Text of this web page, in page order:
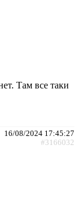
Там все таки
16/08/2024 17:45:27
#3166032